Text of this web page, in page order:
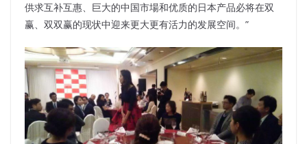
供求互补互惠、巨大的中国市場和优质的日本产品必将在双
赢、双双赢的现状中迎来更大更有活力的发展空间。”